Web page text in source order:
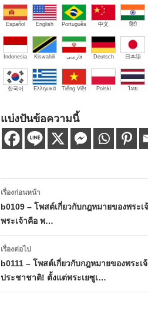
Español English Português 中文 हिंदी
Indonesia Kiswahili فارسی Deutsch 日本語
한국어 Ελληνικά Tiếng Việt Polski ไทย
แบ่งปันข้อความนี้
เมนู
นำทาง
เรื่อง
เรื่องก่อนหน้า
b0109 – โพสต์เกี่ยวกับกฎหมายของพระ
พระเจ้าคือ พ…
เรื่องต่อไป
b0111 – โพสต์เกี่ยวกับกฎหมายของพระ
ประชาชาติ! ตั้งแต่พระเยซูเ…